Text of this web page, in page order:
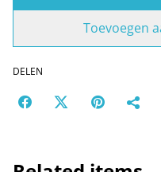
Toevoegen
DELEN